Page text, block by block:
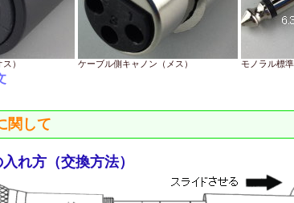
） ケーブル側キャノン（メス） モノラル標
関して
入れ方（交換方法）